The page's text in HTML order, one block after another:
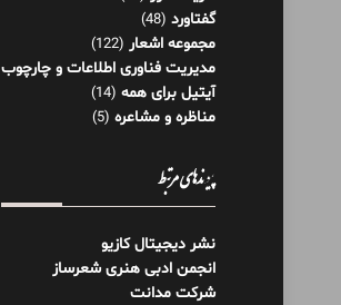
گفتاورد (48)
مجموعه اشعار (122)
مدیریت فناوری اطلاعات و چارچوب ITIL
آیتیل برای همه (14)
مناظره و مشاعره (5)
پیوندهای مرتبط
نشر دیجیتال کازیو
انجمن ادبی هنری شعرساز
شرکت مدانت